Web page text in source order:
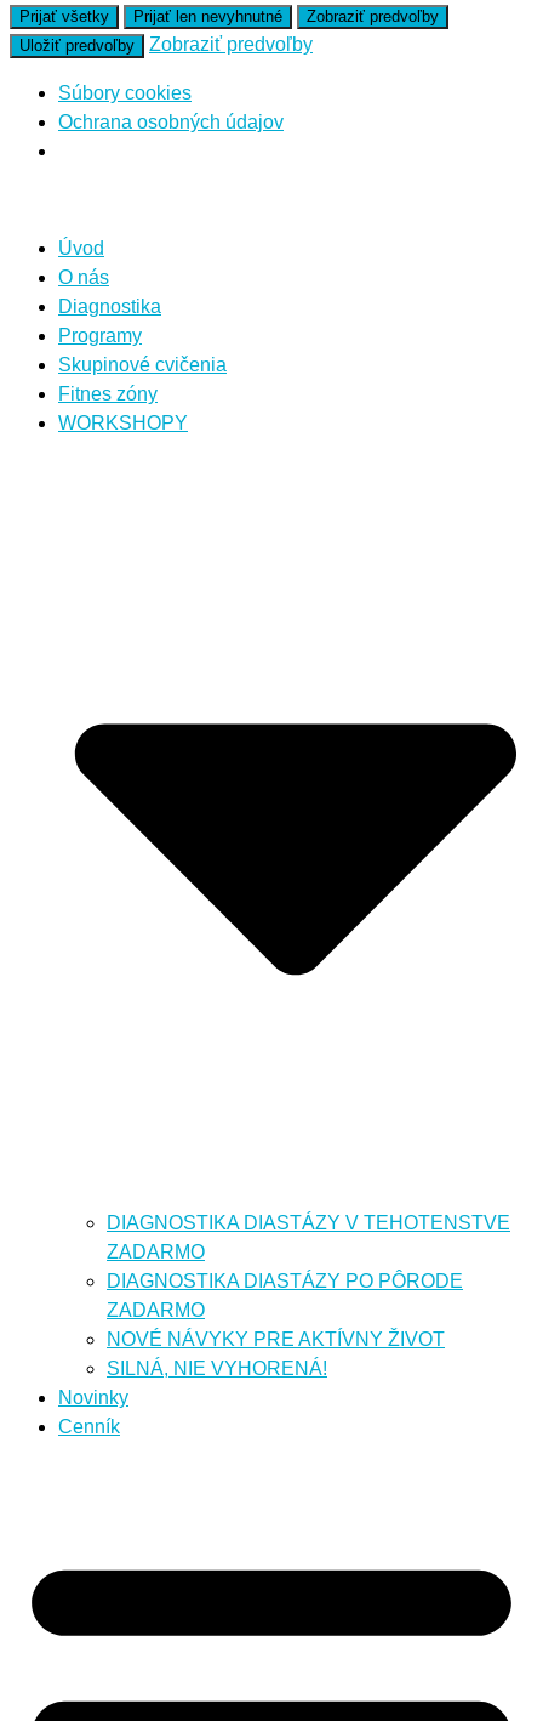
Prijať všetky Prijať len nevyhnutné
Zobraziť predvoľby
Uložiť predvoľby
Zobraziť predvoľby
Súbory cookies
Ochrana osobných údajov
Úvod
O nás
Diagnostika
Programy
Skupinové cvičenia
Fitnes zóny
WORKSHOPY
DIAGNOSTIKA DIASTÁZY V TEHOTENSTVE
ZADARMO
DIAGNOSTIKA DIASTÁZY PO PÔRODE
ZADARMO
NOVÉ NÁVYKY PRE AKTÍVNY ŽIVOT
SILNÁ, NIE VYHORENÁ!
Novinky
Cenník